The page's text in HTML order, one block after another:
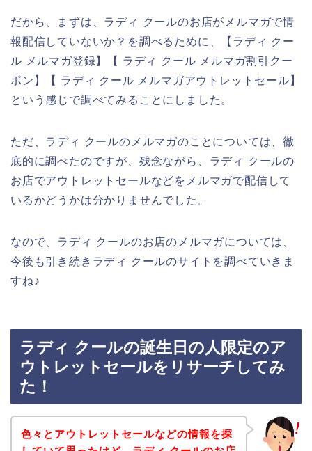
だから、まずは、ラディ クールのお店がメルマガで情
報配信していないか？を調べるために、【ラディ クー
ル メルマガ登録】【 ラディ クール メルマガ割引クー
ポン】【 ラディ クール メルマガアウトレットセール】
という感じで調べてみることにしました。
ただ、ラディ クールのメルマガのことについては、徹
底的に調べたのですが、残念ながら、ラディ クールの
お店でアウトレットセールなどをメルマガで配信して
いるかどうかは分かりませんでした。
なので、ラディ クールのお店のメルマガについては、
今後も引き続きラディ クールのサイトを調べていきま
すね♪
ラディ クールの誕生日の人限定のア
ウトレットセールをリサーチしてみ
た！
色々とアウトレットセールなどの情報を探